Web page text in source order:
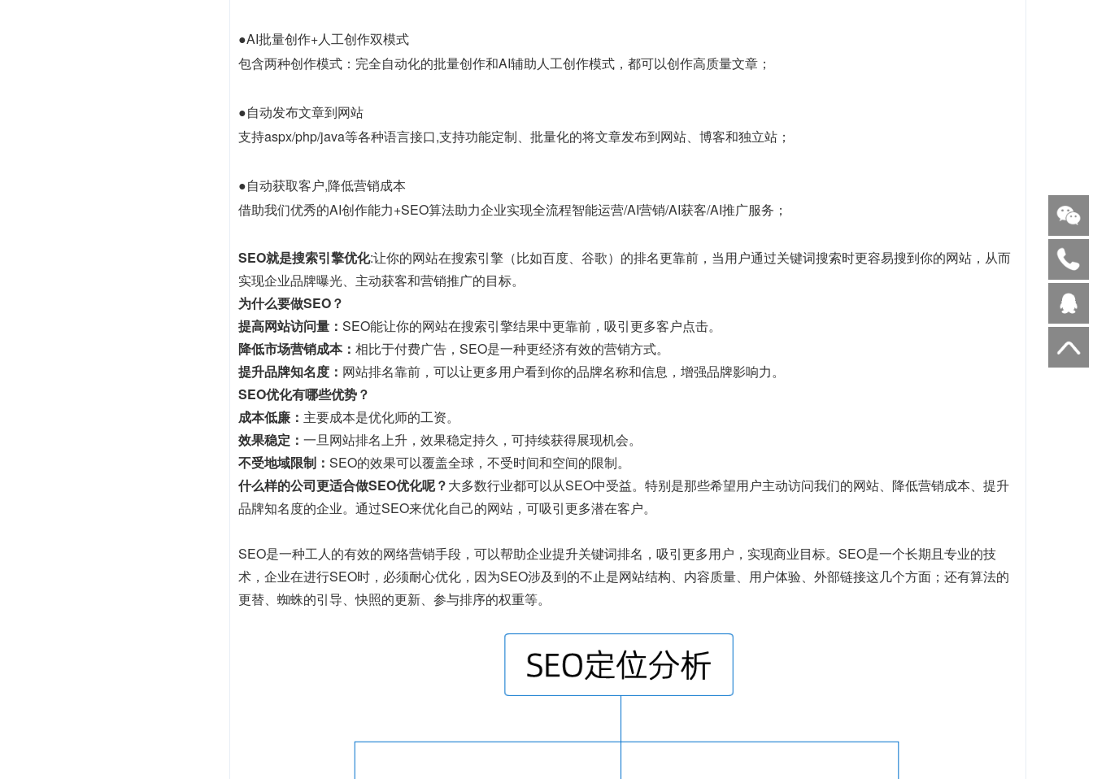
●AI批量创作+人工创作双模式
包含两种创作模式：完全自动化的批量创作和AI辅助人工创作模式，都可以创作高质量文章；
●自动发布文章到网站
支持aspx/php/java等各种语言接口,支持功能定制、批量化的将文章发布到网站、博客和独立站；
●自动获取客户,降低营销成本
借助我们优秀的AI创作能力+SEO算法助力企业实现全流程智能运营/AI营销/AI获客/AI推广服务；
SEO就是搜索引擎优化:让你的网站在搜索引擎（比如百度、谷歌）的排名更靠前，当用户通过关键词搜索时更容易搜到你的网站，从而
实现企业品牌曝光、主动获客和营销推广的目标。
为什么要做SEO？
提高网站访问量： SEO能让你的网站在搜索引擎结果中更靠前，吸引更多客户点击。
降低市场营销成本： 相比于付费广告，SEO是一种更经济有效的营销方式。
提升品牌知名度： 网站排名靠前，可以让更多用户看到你的品牌名称和信息，增强品牌影响力。
SEO优化有哪些优势？
成本低廉： 主要成本是优化师的工资。
效果稳定： 一旦网站排名上升，效果稳定持久，可持续获得展现机会。
不受地域限制： SEO的效果可以覆盖全球，不受时间和空间的限制。
什么样的公司更适合做SEO优化呢？大多数行业都可以从SEO中受益。特别是那些希望用户主动访问我们的网站、降低营销成本、提升
品牌知名度的企业。通过SEO来优化自己的网站，可吸引更多潜在客户。
SEO是一种工人的有效的网络营销手段，可以帮助企业提升关键词排名，吸引更多用户，实现商业目标。SEO是一个长期且专业的技
术，企业在进行SEO时，必须耐心优化，因为SEO涉及到的不止是网站结构、内容质量、用户体验、外部链接这几个方面；还有算法的
更替、蜘蛛的引导、快照的更新、参与排序的权重等。